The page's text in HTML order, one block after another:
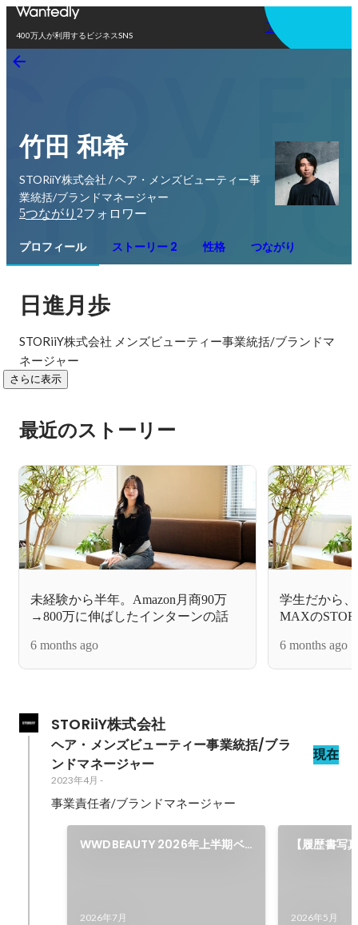
400万人が利用するビジネスSNS
アプリを使う
竹田 和希
STORiiY株式会社 / ヘア・メンズビューティー事
業統括/ブランドマネージャー
5つながり 2フォロワー
プロフィール ストーリー 2 性格 つながり
日進月歩
STORiiY株式会社 メンズビューティー事業統括/ブランドマ
ネージャー
さらに表示
最近のストーリー
未経験から半年。Amazon月商90万
→800万に伸ばしたインターンの話
6 months ago
学生だから
MAXの
6 months ago
STORiiY株式会社
ヘア・メンズビューティー事業統括/ブラ
ンドマネージャー
現在
2023年4月 -
事業責任者/ブランドマネージャー
WWDBEAUTY 2026年上半期ベ
位を受賞
2026年7月
【履歴書写
2026年5月